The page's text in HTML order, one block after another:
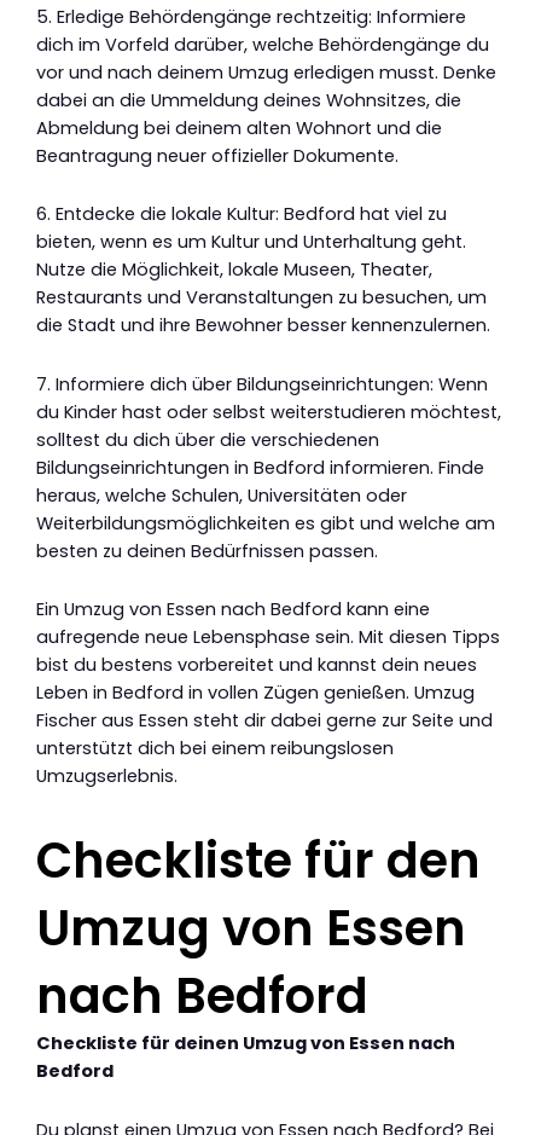
5. Erledige Behördengänge rechtzeitig: Informiere
dich im Vorfeld darüber, welche Behördengänge du
vor und nach deinem Umzug erledigen musst. Denke
dabei an die Ummeldung deines Wohnsitzes, die
Abmeldung bei deinem alten Wohnort und die
Beantragung neuer offizieller Dokumente.
6. Entdecke die lokale Kultur: Bedford hat viel zu
bieten, wenn es um Kultur und Unterhaltung geht.
Nutze die Möglichkeit, lokale Museen, Theater,
Restaurants und Veranstaltungen zu besuchen, um
die Stadt und ihre Bewohner besser kennenzulernen.
7. Informiere dich über Bildungseinrichtungen: Wenn
du Kinder hast oder selbst weiterstudieren möchtest,
solltest du dich über die verschiedenen
Bildungseinrichtungen in Bedford informieren. Finde
heraus, welche Schulen, Universitäten oder
Weiterbildungsmöglichkeiten es gibt und welche am
besten zu deinen Bedürfnissen passen.
Ein Umzug von Essen nach Bedford kann eine
aufregende neue Lebensphase sein. Mit diesen Tipps
bist du bestens vorbereitet und kannst dein neues
Leben in Bedford in vollen Zügen genießen. Umzug
Fischer aus Essen steht dir dabei gerne zur Seite und
unterstützt dich bei einem reibungslosen
Umzugserlebnis.
Checkliste für den
Umzug von Essen
nach Bedford
Checkliste für deinen Umzug von Essen nach
Bedford
Du planst einen Umzug von Essen nach Bedford? Bei